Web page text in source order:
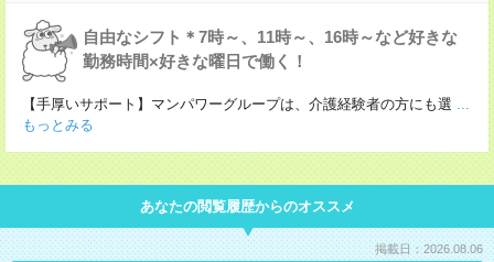
自由なシフト＊7時～、11時～、16時～など好きな
勤務時間×好きな曜日で働く！
【手厚いサポート】マンパワーグループは、介護経験者の方にも選 ...
もっとみる
あなたの閲覧履歴からのオススメ
掲載日：2026.08.06